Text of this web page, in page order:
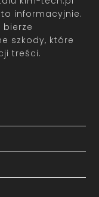
informacyjnie.
szkody, które
treści.